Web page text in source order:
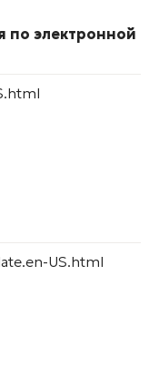
по электронной
US.html